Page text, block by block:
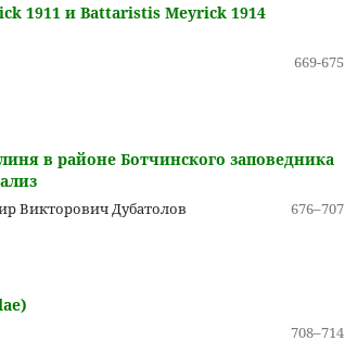
1911 и Battaristis Meyrick 1914
669-675
в районе Ботчинского заповедника
Викторович Дубатолов
676–707
708–714